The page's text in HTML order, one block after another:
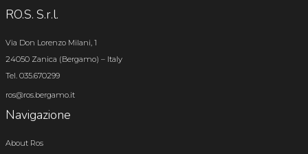
RO.S. S.r.l.
Via Don Lorenzo Milani, 1
24050 Zanica (Bergamo) – Italy
Tel. 035.670299
ros@ros.bergamo.it
Navigazione
About Ros